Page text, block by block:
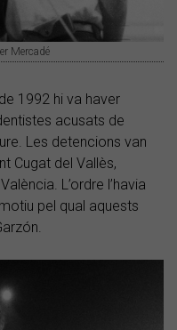
Mercadé
1992 hi va haver
acusats de
Les detencions van
Cugat del Vallès,
L’ordre l’havia
pel qual aquests